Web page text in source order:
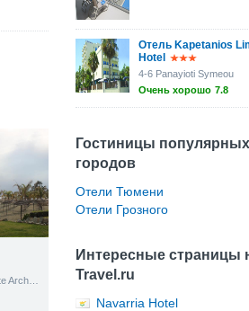
Отель Kapetanios
Hotel
4-6 Panayioti Symeou
Очень хорошо 7.8
Гостиницы популярных
городов
Отели Тюмени
Отели Грозного
Интересные страницы
Travel.ru
Navarria Hotel